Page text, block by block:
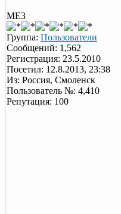
ME3
Группа: Пользователи
Сообщений: 1,562
Регистрация: 23.5.2010
Посетил: 12.8.2013, 23:38
Из: Россия, Смоленск
Пользователь №: 4,410
Репутация: 100